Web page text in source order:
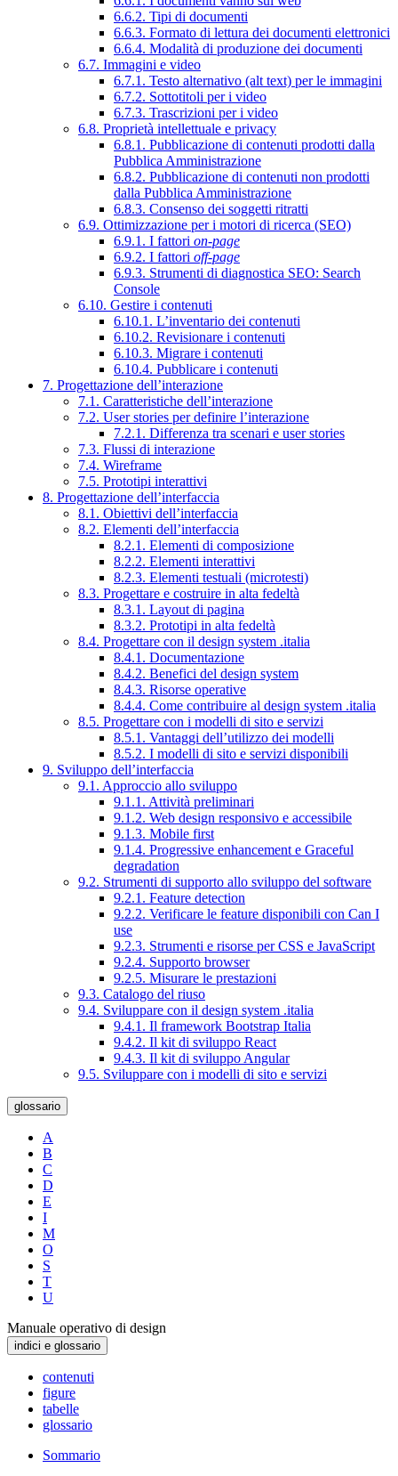
6.6.2. Tipi di documenti
6.6.3. Formato di lettura dei documenti elettronici
6.6.4. Modalità di produzione dei documenti
6.7. Immagini e video
6.7.1. Testo alternativo (alt text) per le immagini
6.7.2. Sottotitoli per i video
6.7.3. Trascrizioni per i video
6.8. Proprietà intellettuale e privacy
6.8.1. Pubblicazione di contenuti prodotti dalla
Pubblica Amministrazione
6.8.2. Pubblicazione di contenuti non prodotti
dalla Pubblica Amministrazione
6.8.3. Consenso dei soggetti ritratti
6.9. Ottimizzazione per i motori di ricerca (SEO)
6.9.1. I fattori on-page
6.9.2. I fattori off-page
6.9.3. Strumenti di diagnostica SEO: Search
Console
6.10. Gestire i contenuti
6.10.1. L’inventario dei contenuti
6.10.2. Revisionare i contenuti
6.10.3. Migrare i contenuti
6.10.4. Pubblicare i contenuti
7. Progettazione dell’interazione
7.1. Caratteristiche dell’interazione
7.2. User stories per definire l’interazione
7.2.1. Differenza tra scenari e user stories
7.3. Flussi di interazione
7.4. Wireframe
7.5. Prototipi interattivi
8. Progettazione dell’interfaccia
8.1. Obiettivi dell’interfaccia
8.2. Elementi dell’interfaccia
8.2.1. Elementi di composizione
8.2.2. Elementi interattivi
8.2.3. Elementi testuali (microtesti)
8.3. Progettare e costruire in alta fedeltà
8.3.1. Layout di pagina
8.3.2. Prototipi in alta fedeltà
8.4. Progettare con il design system .italia
8.4.1. Documentazione
8.4.2. Benefici del design system
8.4.3. Risorse operative
8.4.4. Come contribuire al design system .italia
8.5. Progettare con i modelli di sito e servizi
8.5.1. Vantaggi dell’utilizzo dei modelli
8.5.2. I modelli di sito e servizi disponibili
9. Sviluppo dell’interfaccia
9.1. Approccio allo sviluppo
9.1.1. Attività preliminari
9.1.2. Web design responsivo e accessibile
9.1.3. Mobile first
9.1.4. Progressive enhancement e Graceful
degradation
9.2. Strumenti di supporto allo sviluppo del software
9.2.1. Feature detection
9.2.2. Verificare le feature disponibili con Can I
use
9.2.3. Strumenti e risorse per CSS e JavaScript
9.2.4. Supporto browser
9.2.5. Misurare le prestazioni
9.3. Catalogo del riuso
9.4. Sviluppare con il design system .italia
9.4.1. Il framework Bootstrap Italia
9.4.2. Il kit di sviluppo React
9.4.3. Il kit di sviluppo Angular
9.5. Sviluppare con i modelli di sito e servizi
glossario
A
B
C
D
E
I
M
O
S
T
U
Manuale operativo di design
indici e glossario
contenuti
figure
tabelle
glossario
Sommario